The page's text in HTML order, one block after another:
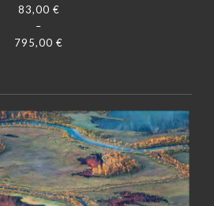
83,00 €
–
795,00 €